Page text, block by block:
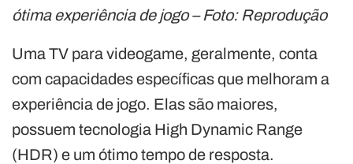
ótima experiência de jogo – Foto: Reprodução
Uma TV para videogame, geralmente, conta
com capacidades específicas que melhoram a
experiência de jogo. Elas são maiores,
possuem tecnologia High Dynamic Range
(HDR) e um ótimo tempo de resposta.